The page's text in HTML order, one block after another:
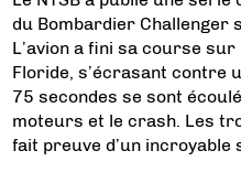
du Bombardier Challenger
L’avion a fini sa course
Floride, s’écrasant contre
75 secondes se sont
moteurs et le crash. Les
fait preuve d’un incroyable